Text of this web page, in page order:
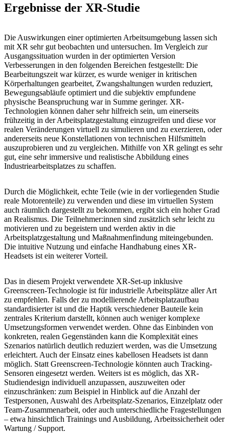
Ergebnisse der XR-Studie
Die Auswirkungen einer optimierten Arbeitsumgebung lassen sich
mit XR sehr gut beobachten und untersuchen. Im Vergleich zur
Ausgangssituation wurden in der optimierten Version
Verbesserungen in den folgenden Bereichen festgestellt: Die
Bearbeitungszeit war kürzer, es wurde weniger in kritischen
Körperhaltungen gearbeitet, Zwangshaltungen wurden reduziert,
Bewegungsabläufe optimiert und die subjektiv empfundene
physische Beanspruchung war in Summe geringer. XR-
Technologien können daher sehr hilfreich sein, um einerseits
frühzeitig in der Arbeitsplatzgestaltung einzugreifen und diese vor
realen Veränderungen virtuell zu simulieren und zu exerzieren, oder
andererseits neue Konstellationen von technischen Hilfsmitteln
auszuprobieren und zu vergleichen. Mithilfe von XR gelingt es sehr
gut, eine sehr immersive und realistische Abbildung eines
Industriearbeitsplatzes zu schaffen.
Durch die Möglichkeit, echte Teile (wie in der vorliegenden Studie
reale Motorenteile) zu verwenden und diese im virtuellen System
auch räumlich dargestellt zu bekommen, ergibt sich ein hoher Grad
an Realismus. Die Teilnehmer:innen sind zusätzlich sehr leicht zu
motivieren und zu begeistern und werden aktiv in die
Arbeitsplatzgestaltung und Maßnahmenfindung miteingebunden.
Die intuitive Nutzung und einfache Handhabung eines XR-
Headsets ist ein weiterer Vorteil.
Das in diesem Projekt verwendete XR-Set-up inklusive
Greenscreen-Technologie ist für industrielle Arbeitsplätze aller Art
zu empfehlen. Falls der zu modellierende Arbeitsplatzaufbau
standardisierter ist und die Haptik verschiedener Bauteile kein
zentrales Kriterium darstellt, können auch weniger komplexe
Umsetzungsformen verwendet werden. Ohne das Einbinden von
konkreten, realen Gegenständen kann die Komplexität eines
Szenarios natürlich deutlich reduziert werden, was die Umsetzung
erleichtert. Auch der Einsatz eines kabellosen Headsets ist dann
möglich. Statt Greenscreen-Technologie könnten auch Tracking-
Sensoren eingesetzt werden. Weiters ist es möglich, das XR-
Studiendesign individuell anzupassen, auszuweiten oder
einzuschränken: zum Beispiel in Hinblick auf die Anzahl der
Testpersonen, Auswahl des Arbeitsplatz-Szenarios, Einzelplatz oder
Team-Zusammenarbeit, oder auch unterschiedliche Fragestellungen
– etwa hinsichtlich Trainings und Ausbildung, Arbeitssicherheit oder
Wartung / Support.